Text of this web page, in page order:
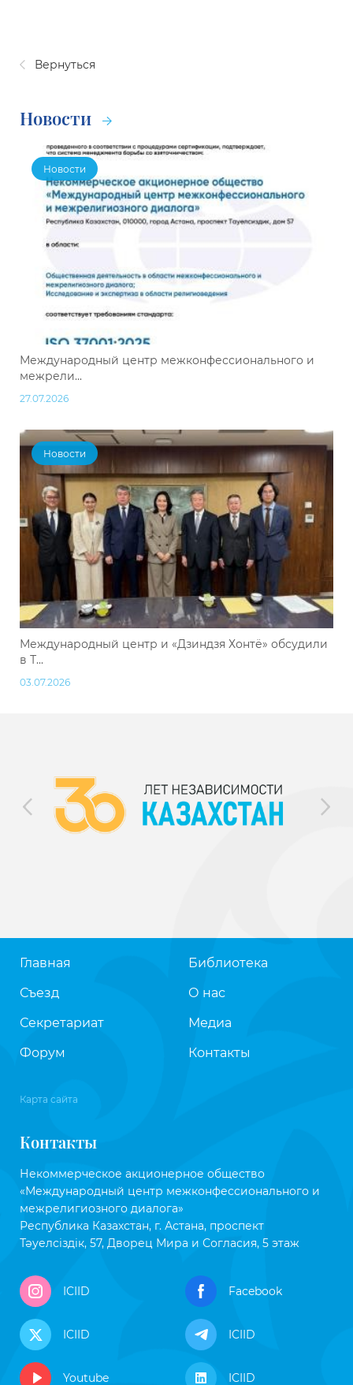
Вернуться
Новости
Новости
Международный центр межконфессионального и
межрели...
27.07.2026
Новости
Международный центр и «Дзиндзя Хонтё» обсудили
в Т...
03.07.2026
Главная
Съезд
Секретариат
Форум
Библиотека
О нас
Медиа
Контакты
Карта сайта
Контакты
Некоммерческое акционерное общество
«Международный центр межконфессионального и
межрелигиозного диалога»
Республика Казахстан, г. Астана, проспект
Тәуелсіздік, 57, Дворец Мира и Согласия, 5 этаж
ICIID Facebook
ICIID ICIID
Youtube ICIID